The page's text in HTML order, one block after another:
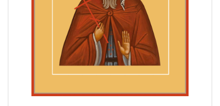
Ювелирные изделия